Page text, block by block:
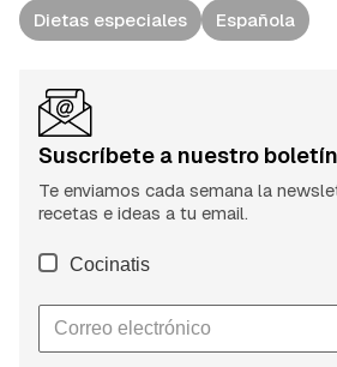
Dietas especiales
Española
Suscríbete a nuestro boletín
Te enviamos cada semana la
recetas e ideas a tu email.
Cocinatis